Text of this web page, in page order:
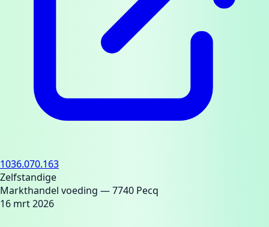
1036.070.163
Zelfstandige
Markthandel voeding — 7740 Pecq
16 mrt 2026